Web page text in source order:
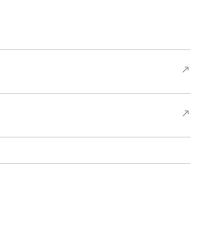
↗
↗